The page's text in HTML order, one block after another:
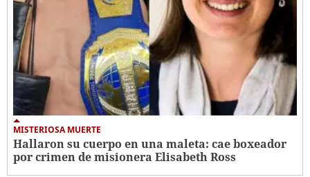
MISTERIOSA MUERTE
Hallaron su cuerpo en una maleta: cae boxeador
por crimen de misionera Elisabeth Ross